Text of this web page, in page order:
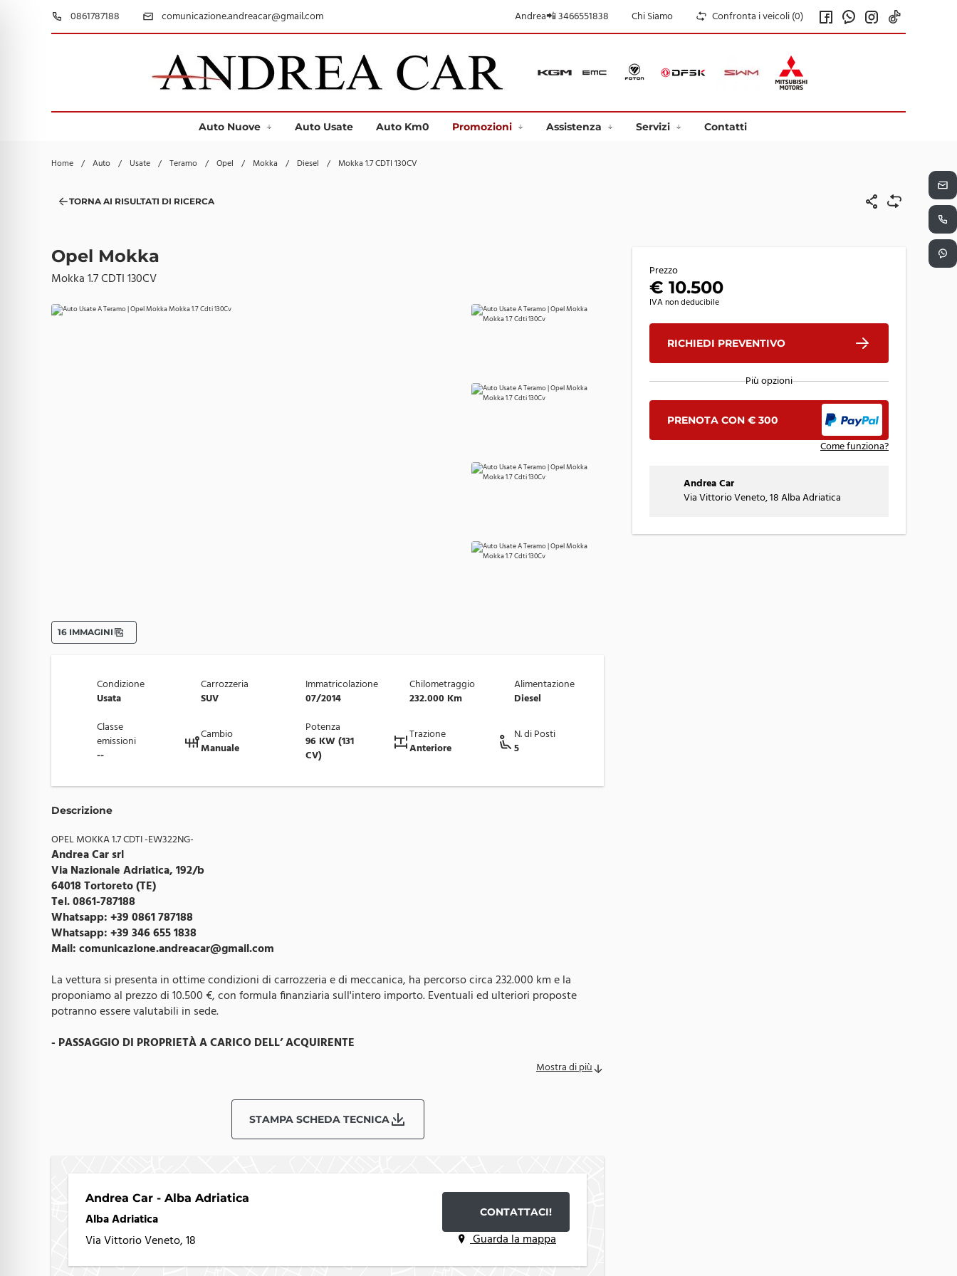
0861787188 comunicazione.andreacar@gmail.com Andrea📲 3466551838 Chi Siamo Confronta i veicoli (0)
Auto Nuove Auto Usate Auto Km0 Promozioni Assistenza Servizi Contatti
Home / Auto / Usate / Teramo / Opel / Mokka / Diesel / Mokka 1.7 CDTI 130CV
TORNA AI RISULTATI DI RICERCA
Opel Mokka
Mokka 1.7 CDTI 130CV
16 IMMAGINI
Prezzo
€ 10.500
IVA non deducibile
RICHIEDI PREVENTIVO
Più opzioni
PRENOTA CON € 300
Come funziona?
Andrea Car
Via Vittorio Veneto, 18 Alba Adriatica
Condizione
Usata
Carrozzeria
SUV
Immatricolazione
07/2014
Chilometraggio
232.000 Km
Alimentazione
Diesel
Classe
emissioni
--
Cambio
Manuale
Potenza
96 KW (131
CV)
Trazione
Anteriore
N. di Posti
5
Descrizione
OPEL MOKKA 1.7 CDTI -EW322NG-
Andrea Car srl
Via Nazionale Adriatica, 192/b
64018 Tortoreto (TE)
Tel. 0861-787188
Whatsapp: +39 0861 787188
Whatsapp: +39 346 655 1838
Mail:comunicazione.andreacar@gmail.com
La vettura si presenta in ottime condizioni di carrozzeria e di meccanica, ha percorso circa 232.000 km e la
proponiamo al prezzo di 10.500 €, con formula finanziaria sull'intero importo. Eventuali ed ulteriori proposte
potranno essere valutabili in sede.
- PASSAGGIO DI PROPRIETÀ A CARICO DELL’ ACQUIRENTE
AndreaCarsono sottoposte a un processo di controllo tecnico completo che
verifica i parametri meccanici, elettronici e strutturali. Ogni auto viene testata dal nostro team specializzato per
garantirti sicurezza, affidabilità e chilometraggio certificato.
A seconda dell’età del veicolo, offriamo:
• Garanzia 12 Mesi (per vetture entro i limiti previsti)
• Garanzia Over 15 Anni, dedicata ai veicoli più datati, per assicurare una protezione completa anche sui modelli
con maggiore anzianità.
Mostra di più
STAMPA SCHEDA TECNICA
Andrea Car - Alba Adriatica
Alba Adriatica
Via Vittorio Veneto, 18
CONTATTACI!
Guarda la mappa